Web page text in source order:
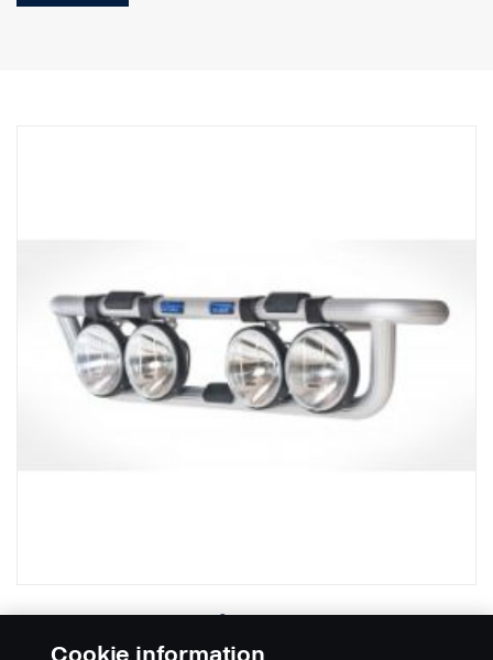
chocs haut AM 10.
Cookie information